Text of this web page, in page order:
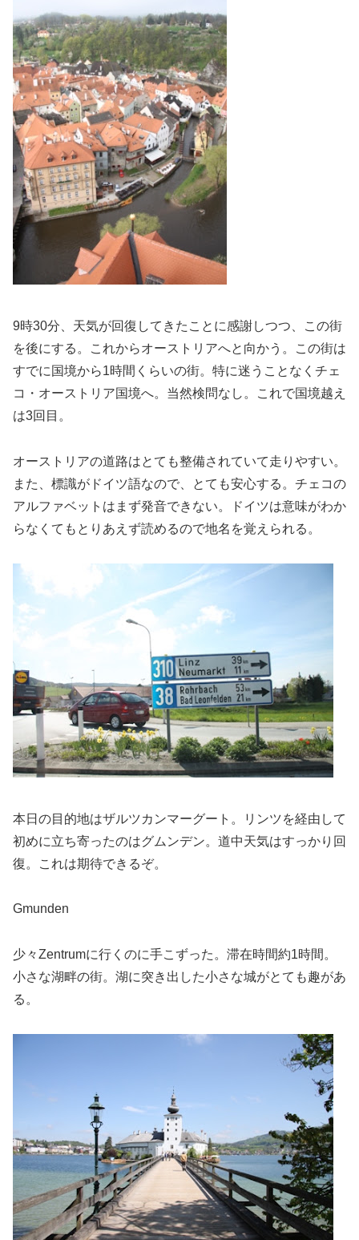
9時30分、天気が回復してきたことに感謝しつつ、この街
を後にする。これからオーストリアへと向かう。この街は
すでに国境から1時間くらいの街。特に迷うことなくチェ
コ・オーストリア国境へ。当然検問なし。これで国境越え
は3回目。
オーストリアの道路はとても整備されていて走りやすい。
また、標識がドイツ語なので、とても安心する。チェコの
アルファベットはまず発音できない。ドイツは意味がわか
らなくてもとりあえず読めるので地名を覚えられる。
本日の目的地はザルツカンマーグート。リンツを経由して
初めに立ち寄ったのはグムンデン。道中天気はすっかり回
復。これは期待できるぞ。
Gmunden
少々Zentrumに行くのに手こずった。滞在時間約1時間。
小さな湖畔の街。湖に突き出した小さな城がとても趣があ
る。